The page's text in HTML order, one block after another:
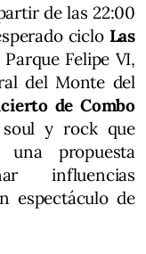
de las 22:00
ciclo Las
Parque Felipe VI,
del Monte del
de Combo
y rock que
propuesta
influencias
espectáculo de